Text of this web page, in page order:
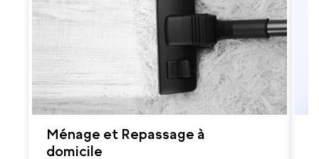
Ménage et Repassage à
domicile